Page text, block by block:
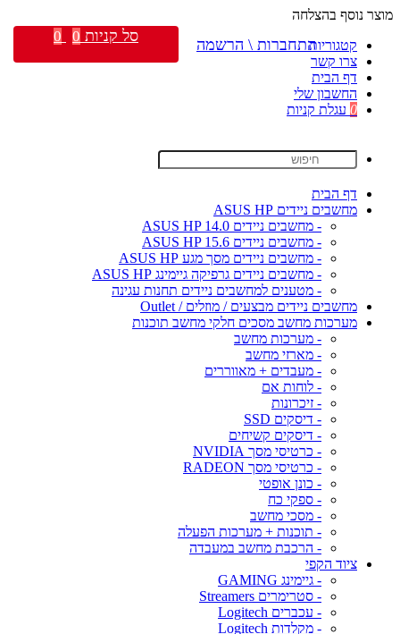
מוצר נוסף בהצלחה
קטגוריות
צרו קשר
דף הבית
החשבון שלי
0 עגלת קניות
דף הבית
מחשבים ניידים ASUS HP
- מחשבים ניידים ASUS HP 14.0
- מחשבים ניידים ASUS HP 15.6
- מחשבים ניידים מסך מגע ASUS HP
- מחשבים ניידים גרפיקה גיימינג ASUS HP
- מטענים למחשבים ניידים תחנות עגינה
מחשבים ניידים מבצעים / מוזלים / Outlet
מערכות מחשב מסכים חלקי מחשב תוכנות
- מערכות מחשב
- מארזי מחשב
- מעבדים + מאווררים
- לוחות אם
- זיכרונות
- דיסקים SSD
- דיסקים קשיחים
- כרטיסי מסך NVIDIA
- כרטיסי מסך RADEON
- כונן אופטי
- ספקי כח
- מסכי מחשב
- תוכנות + מערכות הפעלה
- הרכבת מחשב במעבדה
ציוד הקפי
- גיימינג GAMING
- סטרימרים Streamers
- עכברים Logitech
- מקלדות Logitech
התחברות \ הרשמה סל קניות 0
0